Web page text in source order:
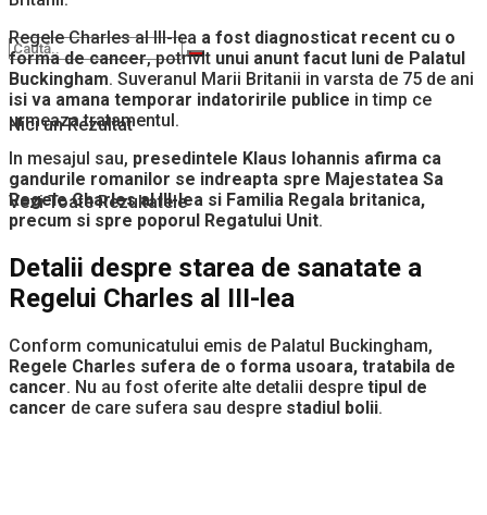
Nici un Rezultat
Vezi Toate Rezultatele
Regele Charles al III-lea a fost diagnosticat recent cu o
forma de cancer, potrivit unui anunt facut luni de Palatul
Buckingham. Suveranul Marii Britanii in varsta de 75 de ani
isi va amana temporar indatoririle publice in timp ce
urmeaza tratamentul.
In mesajul sau, presedintele Klaus Iohannis afirma ca
gandurile romanilor se indreapta spre Majestatea Sa
Regele Charles al III-lea si Familia Regala britanica,
precum si spre poporul Regatului Unit.
Detalii despre starea de sanatate a
Regelui Charles al III-lea
Conform comunicatului emis de Palatul Buckingham,
Regele Charles sufera de o forma usoara, tratabila de
cancer. Nu au fost oferite alte detalii despre tipul de
cancer de care sufera sau despre stadiul bolii.